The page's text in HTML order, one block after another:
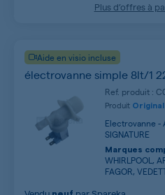
Plus d’offres à
Aide en visio incluse
électrovanne simple 8lt/1
Ref. produit :
Produit Original
Electrovanne -
SIGNATURE
Marques
WHIRLPOOL,
FAGOR,